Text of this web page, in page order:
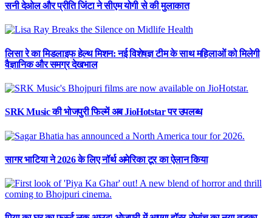
सनी देओल और प्रीति जिंटा ने सीएम योगी से की मुलाकात
लिसा रे का मिडलाइफ हेल्थ मिशन: नई विशेषज्ञ टीम के साथ महिलाओं को मिलेगी
वैज्ञानिक और समग्र देखभाल
SRK Music की भोजपुरी फिल्में अब JioHotstar पर उपलब्ध
सागर भाटिया ने 2026 के लिए नॉर्थ अमेरिका टूर का ऐलान किया